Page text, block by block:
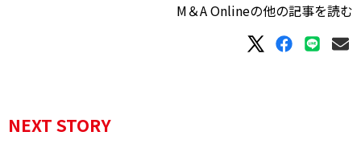
M＆A Onlineの他の記事を読む
NEXT STORY